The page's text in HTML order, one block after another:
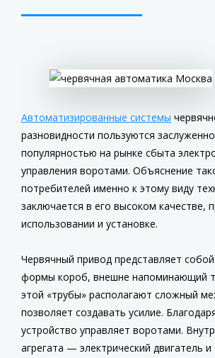
Автоматизированные системы
разновидности пользуются
популярностью на рынке сбыта
управления воротами. Объяснение
потребителей именно к этому виду
заключается в его высоком качестве,
использовании и установке.
Червячный привод представляет
формы короб, внешне напоминающий
этой «трубы» располагают сложный
позволяет создавать усилие.
устройство управляет воротами.
агрегата — электрический двигатель и